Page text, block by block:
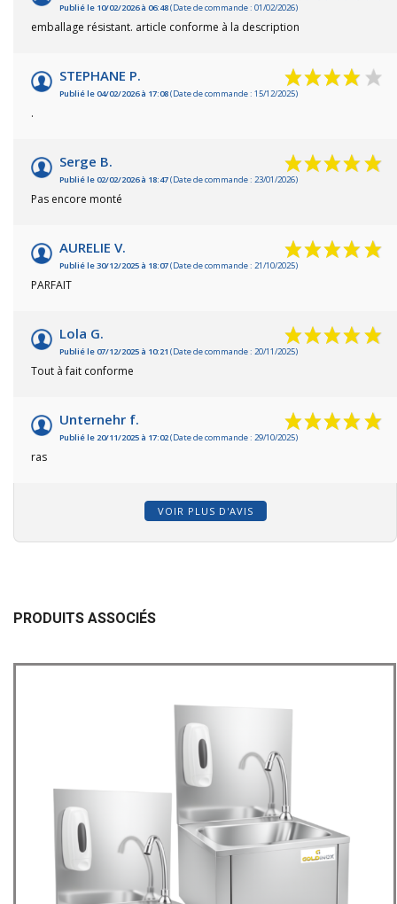
Publié le 10/02/2026 à 06:48(Date de commande : 01/02/2026)
emballage résistant. article conforme à la description
STEPHANE P.
Publié le 04/02/2026 à 17:08(Date de commande : 15/12/2025)
.
Serge B.
Publié le 02/02/2026 à 18:47(Date de commande : 23/01/2026)
Pas encore monté
AURELIE V.
Publié le 30/12/2025 à 18:07(Date de commande : 21/10/2025)
PARFAIT
Lola G.
Publié le 07/12/2025 à 10:21 (Date de commande : 20/11/2025)
Tout à fait conforme
Unternehr f.
Publié le 20/11/2025 à 17:02(Date de commande : 29/10/2025)
ras
VOIR PLUS D'AVIS
PRODUITS ASSOCIÉS